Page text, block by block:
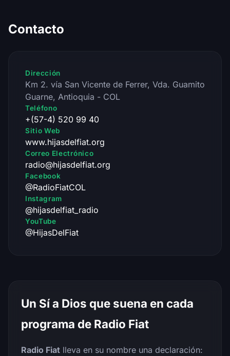
Contacto
Dirección
Km 2. vía San Vicente de Ferrer, Vda. Guamito
Guarne, Antioquia - COL
Teléfono
+(57-4) 520 99 40
Sitio Web
www.hijasdelfiat.org
Correo Electrónico
radio@hijasdelfiat.org
Facebook
@RadioFiatCOL
Instagram
@hijasdelfiat_radio
YouTube
@HijasDelFiat
Un Sí a Dios que suena en cada
programa de Radio Fiat
Radio Fiat lleva en su nombre una declaración: